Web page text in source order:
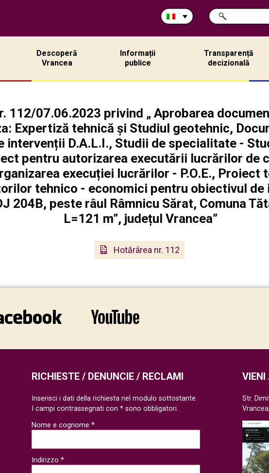
Cerca
nel
RICERCA
Descoperă
Vrancea
Informații
publice
Transparență
decizională
112/07.06.2023 privind „ Aprobarea
Expertiză tehnică și Studiul geotehnic,
intervenții D.A.L.I., Studii de specialitate -
pentru autorizarea executării lucrărilor de
execuției lucrărilor - P.O.E., Proiect
tehnico - economici pentru obiectivul de
204B, peste râul Râmnicu Sărat, Comuna
L=121 m”, județul Vrancea”
Hotărârea nr. 112
VIENI
Str.
RICHIESTE / DENUNCIE / RECLAMI
Inserisci i dati della richiesta nel modulo sottostante.
I campi contrassegnati con * sono obbligatori.
Nome e cognome *
Indirizzo *